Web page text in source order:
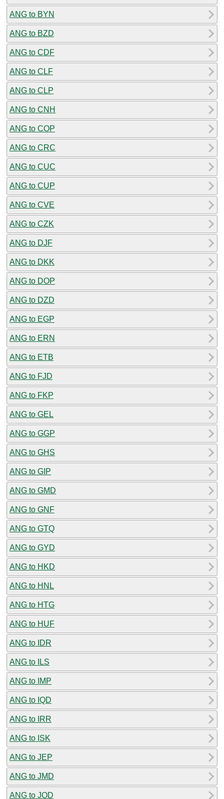
ANG to BYN
ANG to BZD
ANG to CDF
ANG to CLF
ANG to CLP
ANG to CNH
ANG to COP
ANG to CRC
ANG to CUC
ANG to CUP
ANG to CVE
ANG to CZK
ANG to DJF
ANG to DKK
ANG to DOP
ANG to DZD
ANG to EGP
ANG to ERN
ANG to ETB
ANG to FJD
ANG to FKP
ANG to GEL
ANG to GGP
ANG to GHS
ANG to GIP
ANG to GMD
ANG to GNF
ANG to GTQ
ANG to GYD
ANG to HKD
ANG to HNL
ANG to HTG
ANG to HUF
ANG to IDR
ANG to ILS
ANG to IMP
ANG to IQD
ANG to IRR
ANG to ISK
ANG to JEP
ANG to JMD
ANG to JOD